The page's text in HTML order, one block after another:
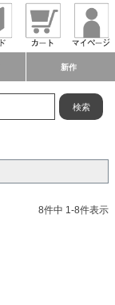
新作
検索
8件中 1-8件表示